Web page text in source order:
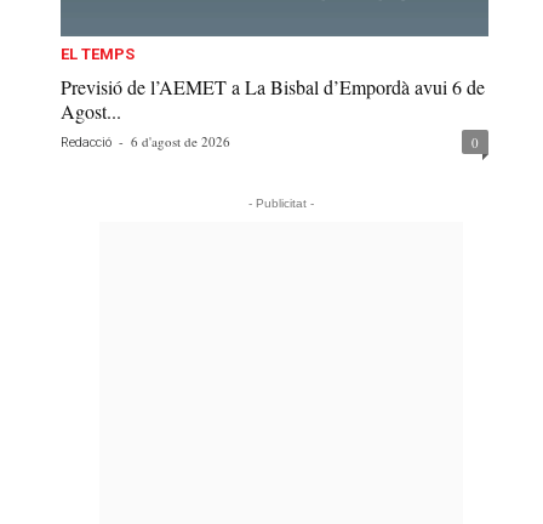
EL TEMPS
Previsió de l’AEMET a La Bisbal d’Empordà avui 6 de
Agost...
Redacció - 6 d'agost de 2026 0
- Publicitat -